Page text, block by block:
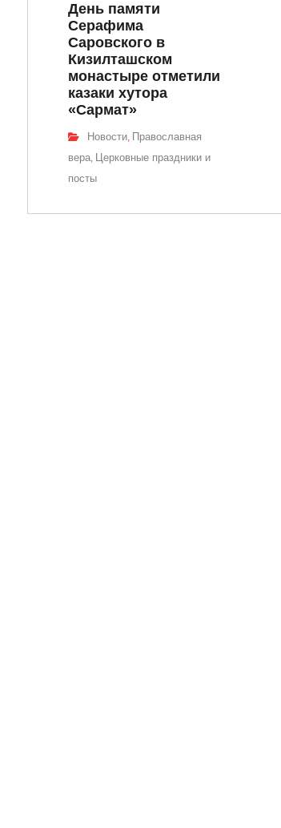
День памяти
Серафима
Саровского в
Кизилташском
монастыре отметили
казаки хутора
«Сармат»
Новости, Православная
вера, Церковные праздники и
посты